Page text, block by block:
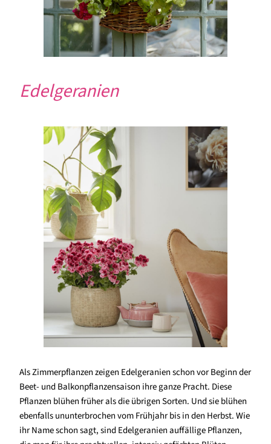
Edelgeranien
Als Zimmerpflanzen zeigen Edelgeranien schon vor Beginn der
Beet- und Balkonpflanzensaison ihre ganze Pracht. Diese
Pflanzen blühen früher als die übrigen Sorten. Und sie blühen
ebenfalls ununterbrochen vom Frühjahr bis in den Herbst. Wie
ihr Name schon sagt, sind Edelgeranien auffällige Pflanzen,